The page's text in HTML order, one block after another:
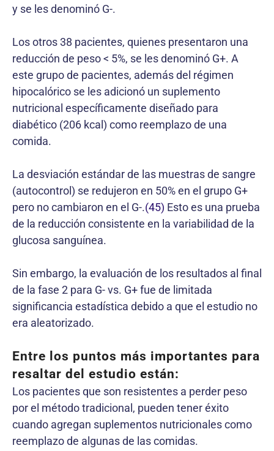
y se les denominó G-.
Los otros 38 pacientes, quienes presentaron una
reducción de peso < 5%, se les denominó G+. A
este grupo de pacientes, además del régimen
hipocalórico se les adicionó un suplemento
nutricional específicamente diseñado para
diabético (206 kcal) como reemplazo de una
comida.
La desviación estándar de las muestras de sangre
(autocontrol) se redujeron en 50% en el grupo G+
pero no cambiaron en el G-.(45) Esto es una prueba
de la reducción consistente en la variabilidad de la
glucosa sanguínea.
Sin embargo, la evaluación de los resultados al final
de la fase 2 para G- vs. G+ fue de limitada
significancia estadística debido a que el estudio no
era aleatorizado.
Entre los puntos más importantes para
resaltar del estudio están:
Los pacientes que son resistentes a perder peso
por el método tradicional, pueden tener éxito
cuando agregan suplementos nutricionales como
reemplazo de algunas de las comidas.